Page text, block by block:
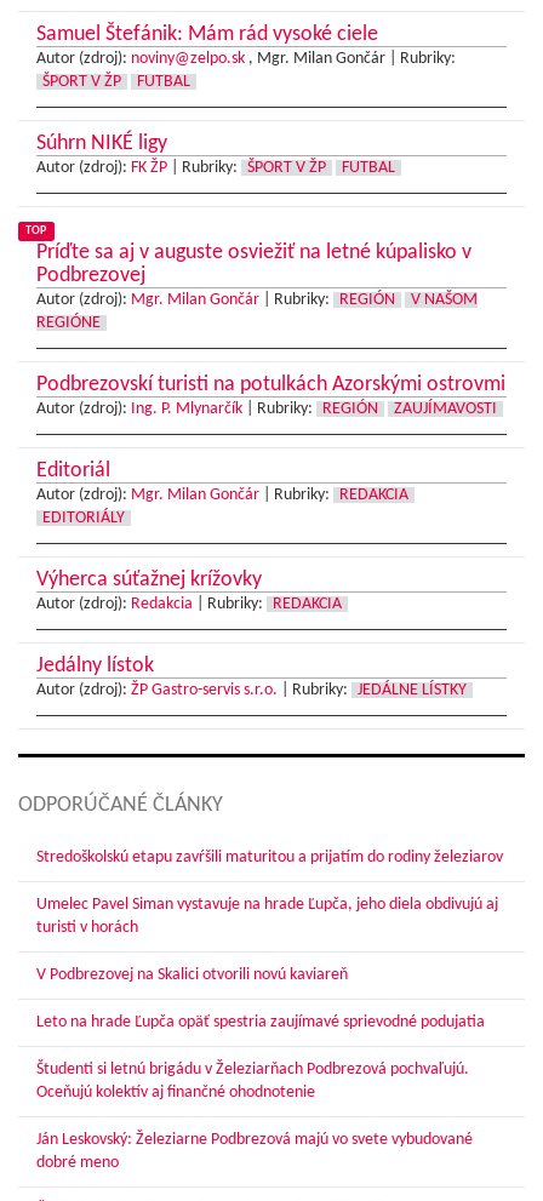
Samuel Štefánik: Mám rád vysoké ciele
Autor (zdroj): noviny@zelpo.sk , Mgr. Milan Gončár |
Rubriky:
ŠPORT V ŽP
FUTBAL
Súhrn NIKÉ ligy
Autor (zdroj): FK ŽP Rubriky: ŠPORT V ŽP FUTBAL
TOP
Príďte sa aj v auguste osviežiť na letné kúpalisko v
Podbrezovej
Autor (zdroj): Mgr. Milan Gončár Rubriky: REGIÓN
V NAŠOM
REGIÓNE
Podbrezovskí turisti na potulkách Azorskými ostrovmi
Autor (zdroj): Ing. P. Mlynarčík Rubriky: REGIÓN ZAUJÍMAVOSTI
Editoriál
Autor (zdroj): Mgr. Milan Gončár Rubriky:
REDAKCIA
EDITORIÁLY
Výherca súťažnej krížovky
Autor (zdroj): Redakcia Rubriky: REDAKCIA
Jedálny lístok
Autor (zdroj): ŽP Gastro-servis s.r.o. Rubriky: JEDÁLNE LÍSTKY
ODPORÚČANÉ ČLÁNKY
Stredoškolskú etapu zavŕšili maturitou a prijatím do rodiny železiarov
Umelec Pavel Siman vystavuje na hrade Ľupča, jeho diela obdivujú aj
turisti v horách
V Podbrezovej na Skalici otvorili novú kaviareň
Leto na hrade Ľupča opäť spestria zaujímavé sprievodné podujatia
Študenti si letnú brigádu v Železiarňach Podbrezová pochvaľujú.
Oceňujú kolektív aj finančné ohodnotenie
Ján Leskovský: Železiarne Podbrezová majú vo svete vybudované
dobré meno